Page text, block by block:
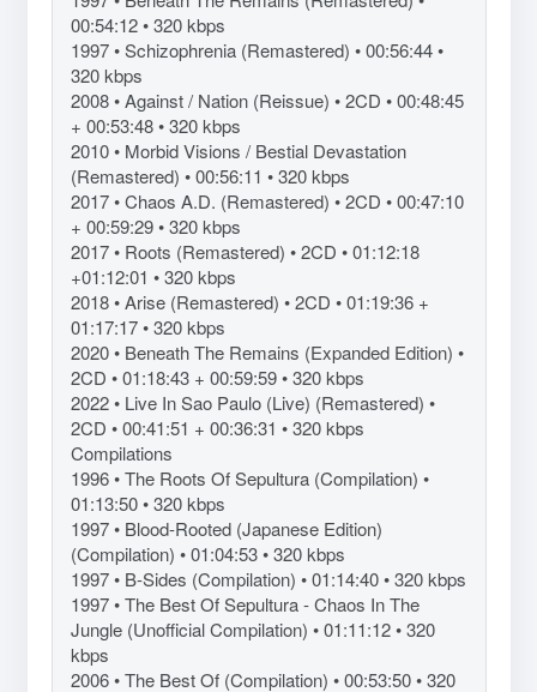
00:54:12 • 320 kbps
1997 • Schizophrenia (Remastered) • 00:56:44 •
320 kbps
2008 • Against / Nation (Reissue) • 2CD • 00:48:45
+ 00:53:48 • 320 kbps
2010 • Morbid Visions / Bestial Devastation
(Remastered) • 00:56:11 • 320 kbps
2017 • Chaos A.D. (Remastered) • 2CD • 00:47:10
+ 00:59:29 • 320 kbps
2017 • Roots (Remastered) • 2CD • 01:12:18
+01:12:01 • 320 kbps
2018 • Arise (Remastered) • 2CD • 01:19:36 +
01:17:17 • 320 kbps
2020 • Beneath The Remains (Expanded Edition) •
2CD • 01:18:43 + 00:59:59 • 320 kbps
2022 • Live In Sao Paulo (Live) (Remastered) •
2CD • 00:41:51 + 00:36:31 • 320 kbps
Compilations
1996 • The Roots Of Sepultura (Compilation) •
01:13:50 • 320 kbps
1997 • Blood-Rooted (Japanese Edition)
(Compilation) • 01:04:53 • 320 kbps
1997 • B-Sides (Compilation) • 01:14:40 • 320 kbps
1997 • The Best Of Sepultura - Chaos In The
Jungle (Unofficial Compilation) • 01:11:12 • 320
kbps
2006 • The Best Of (Compilation) • 00:53:50 • 320